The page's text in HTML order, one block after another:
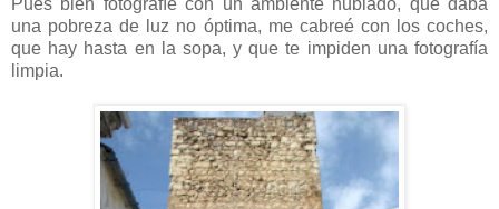
una pobreza de luz no óptima, me cabreé con los coches,
que hay hasta en la sopa, y que te impiden una fotografía
limpia.